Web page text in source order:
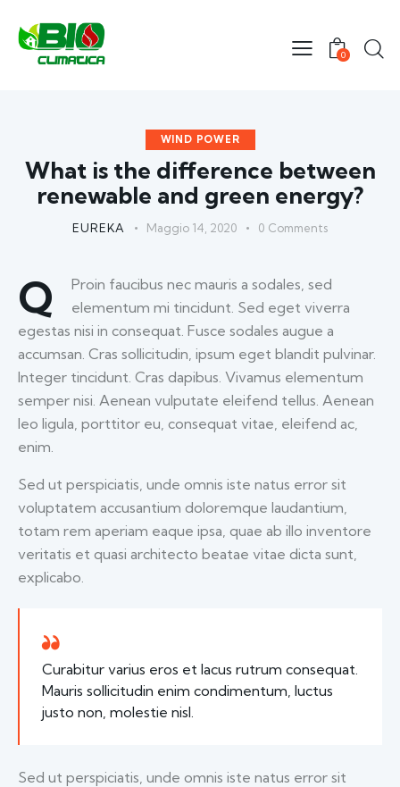
0
WIND POWER
What is the difference between
renewable and green energy?
EUREKA Maggio 14, 2020 0 Comments
Q
Proin faucibus nec mauris a sodales, sed
elementum mi tincidunt. Sed eget viverra
egestas nisi in consequat. Fusce sodales augue a
accumsan. Cras sollicitudin, ipsum eget blandit pulvinar.
Integer tincidunt. Cras dapibus. Vivamus elementum
semper nisi. Aenean vulputate eleifend tellus. Aenean
leo ligula, porttitor eu, consequat vitae, eleifend ac,
enim.
Sed ut perspiciatis, unde omnis iste natus error sit
voluptatem accusantium doloremque laudantium,
totam rem aperiam eaque ipsa, quae ab illo inventore
veritatis et quasi architecto beatae vitae dicta sunt,
explicabo.
Curabitur varius eros et lacus rutrum consequat.
Mauris sollicitudin enim condimentum, luctus
justo non, molestie nisl.
Sed ut perspiciatis, unde omnis iste natus error sit